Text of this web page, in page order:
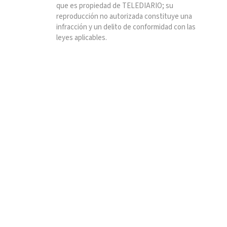
que es propiedad de TELEDIARIO; su
reproducción no autorizada constituye una
infracción y un delito de conformidad con las
leyes aplicables.